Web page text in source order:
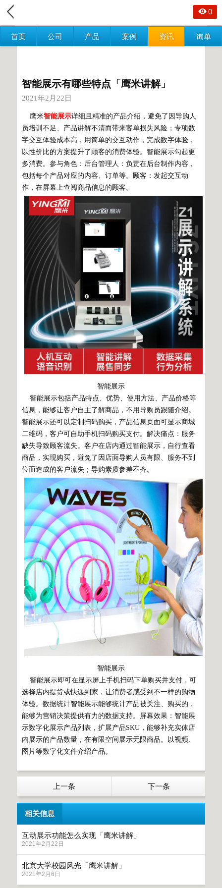
首页 公司 产品 案例 资讯 询单
0
智能展示有哪些特点「鹰米讲解」
2021年2月22日
鹰米智能展示详细且精准的产品介绍，避免了因导购人
员培训不足、产品讲解不清而带来客单损失风险；专项数
字交互体验成本高，用简单的交互动作，完成数字体验，
以性价比的方案提升了顾客的消费体验。智能展示勾起更
多消费。参与角色：后台管理人：负责在后台制作内容，
包括每个产品对应的内容、订单等。顾客：发起交互动
作，在屏幕上查阅商品信息的顾客。
智能展示
智能展示包括产品特点、优势、使用方法、产品价格等
信息，能够让客户自主了解商品，不用导购员跟随介绍。
智能展示还可以定制扫码购买，产品信息页面可显示商城
二维码，客户可自助手机扫码购买支付。解决痛点：服务
缺失导致顾客流失。客户在店内通过智能展示，自行查看
商品，实现购买，避免了因店面导购人员有限、服务不到
位而造成的客户流失；导购素质参差不齐。
智能展示
智能展示即可在显示屏上手机扫码下单购买并支付，可
选择店内提货或快递到家，让消费者感受到不一样的购物
体验。数据统计智能展示能够统计产品被关注、购买的，
能够为营销决策提供有力的数据支持。屏幕效果：智能展
示数字化展示产品列表，扩展产品SKU，能够补充实体店
内展示的产品数量，在有限空间展示无限商品。以视频、
图片等数字化文件介绍产品。
上一条 下一条
相关信息
互动展示功能怎么实现「鹰米讲解」
2021年2月22日
北京大学校园风光「鹰米讲解」
2021年2月6日